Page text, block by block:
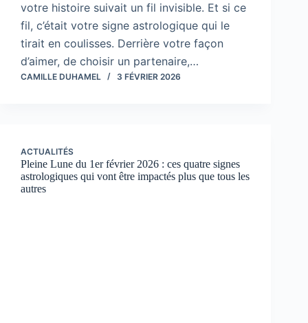
votre histoire suivait un fil invisible. Et si ce
fil, c’était votre signe astrologique qui le
tirait en coulisses. Derrière votre façon
d’aimer, de choisir un partenaire,…
CAMILLE DUHAMEL 3 FÉVRIER 2026
ACTUALITÉS
Pleine Lune du 1er février 2026 : ces quatre signes
astrologiques qui vont être impactés plus que tous les
autres